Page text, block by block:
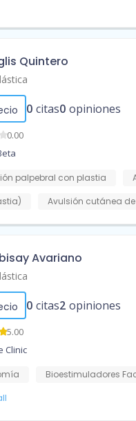
Quintero
0 citas0 opiniones
0.00
palpebral con plastia
Avulsión cutánea
Avariano
0 citas2 opiniones
5.00
Clinic
Bioestimuladores